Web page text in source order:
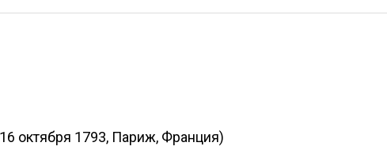
октября 1793, Париж, Франция)